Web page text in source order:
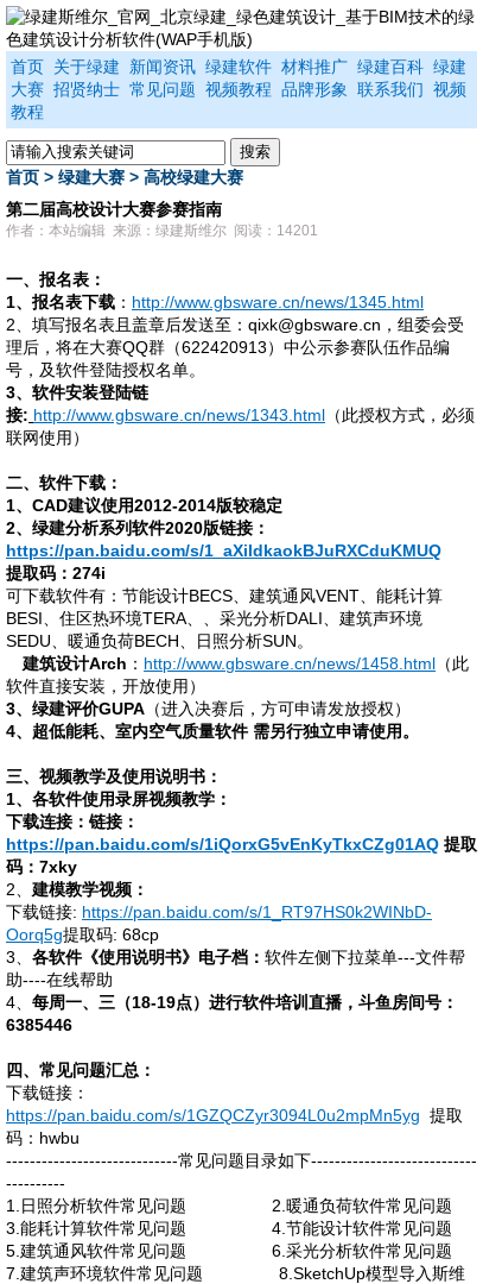
首页 关于绿建 新闻资讯 绿建软件 材料推广 绿建百科 绿建
大赛 招贤纳士 常见问题 视频教程 品牌形象 联系我们 视频
教程
首页 > 绿建大赛 > 高校绿建大赛
第二届高校设计大赛参赛指南
作者：本站编辑 来源：绿建斯维尔 阅读：14201
一、报名表：
1、报名表下载 ： http://www.gbsware.cn/news/1345.html
2、填写报名表且盖章后发送至：qixk@gbsware.cn，组委会受
理后，将在大赛QQ群（622420913）中公示参赛队伍作品编
号，及软件登陆授权名单。
3、软件安装登陆链
接: http://www.gbsware.cn/news/1343.html （此授权方式，必须
联网使用）
二、软件下载：
1、CAD建议使用2012-2014版较稳定
2、绿建分析系列软件2020版链接：
https://pan.baidu.com/s/1_aXildkaokBJuRXCduKMUQ
提取码： 274i
可下载软件有：节能设计BECS、建筑通风VENT、能耗计算
BESI、住区热环境TERA、、采光分析DALI、建筑声环境
SEDU、暖通负荷BECH、日照分析SUN。
建筑设计Arch ： http://www.gbsware.cn/news/1458.html （此
软件直接安装，开放使用）
3、绿建评价GUPA （进入决赛后，方可申请发放授权）
4、超低能耗、室内空气质量软件 需另行独立申请使用。
三、视频教学及使用说明书：
1、各软件使用录屏视频教学：
下载连接：链接：
https://pan.baidu.com/s/1iQorxG5vEnKyTkxCZg01AQ 提取
码： 7xky
2、 建模教学视频：
下载链接: https://pan.baidu.com/s/1_RT97HS0k2WINbD-
Oorq5g提取码: 68cp
3、 各软件《使用说明书》电子档： 软件左侧下拉菜单---文件帮
助----在线帮助
4、 每周一、三（18-19点）进行软件培训直播，斗鱼房间号：
6385446
四、常见问题汇总：
下载链接：
https://pan.baidu.com/s/1GZQCZyr3094L0u2mpMn5yg 提取
码： hwbu
-----------------------------常见问题目录如下----------------------------
----------
1.日照分析软件常见问题 2.暖通负荷软件常见问题
3.能耗计算软件常见问题 4.节能设计软件常见问题
5.建筑通风软件常见问题 6.采光分析软件常见问题
7.建筑声环境软件常见问题 8.SketchUp模型导入斯维